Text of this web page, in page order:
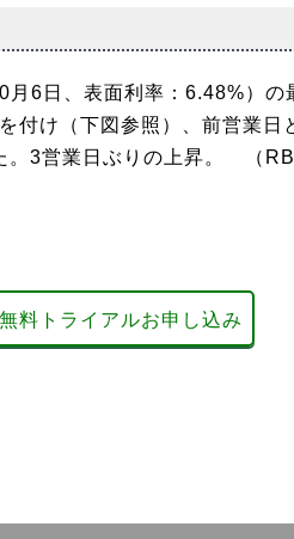
6日、表面利率：6.48%）の
付け（下図参照）、前営業日
。3営業日ぶりの上昇。 （RBI
無料トライアルお申し込み